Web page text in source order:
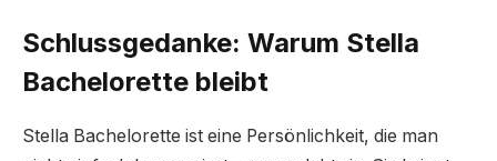
Schlussgedanke: Warum Stella
Bachelorette bleibt
Stella Bachelorette ist eine Persönlichkeit, die man